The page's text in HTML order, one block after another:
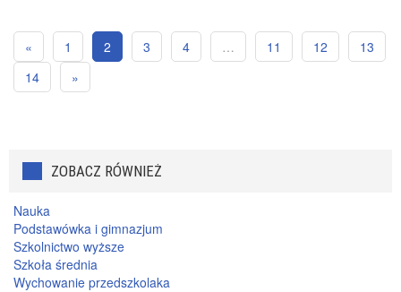
« 1 2 3 4 … 11 12
13
14
»
ZOBACZ RÓWNIEŻ
Nauka
Podstawówka i gimnazjum
Szkolnictwo wyższe
Szkoła średnia
Wychowanie przedszkolaka